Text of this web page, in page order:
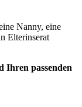
Nanny, eine
Elterinserat
Ihren passenden